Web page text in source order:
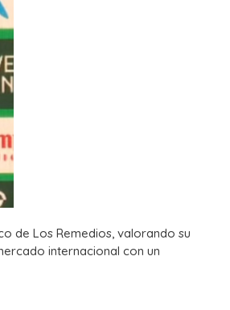
de Los Remedios, valorando su
internacional con un